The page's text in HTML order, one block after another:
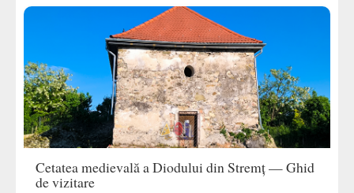
Cetatea medievală a Diodului din Stremț — Ghid
de vizitare